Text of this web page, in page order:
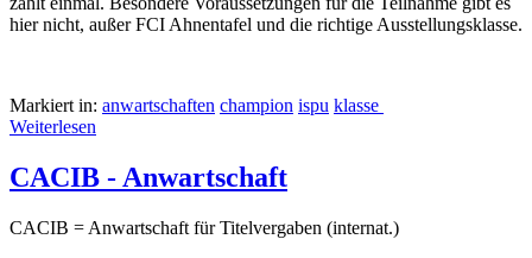
hier nicht, außer FCI Ahnentafel und die richtige Ausstellungsklasse.
Markiert in: anwartschaften champion ispu klasse
Weiterlesen
CACIB - Anwartschaft
CACIB = Anwartschaft für Titelvergaben (internat.)